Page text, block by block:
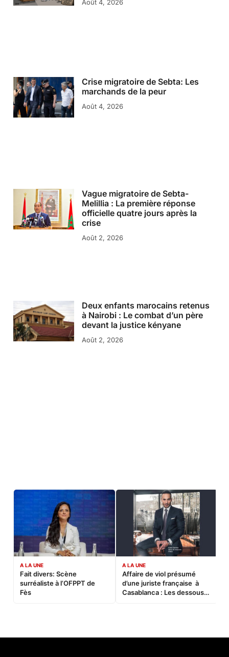
Août 4, 2026
Crise migratoire de Sebta: Les
marchands de la peur
Août 4, 2026
Vague migratoire de Sebta-
Melillia : La première réponse
officielle quatre jours après la
crise
Août 2, 2026
Deux enfants marocains retenus
à Nairobi : Le combat d’un père
devant la justice kényane
Août 2, 2026
A LA UNE
Fait divers: Scène
surréaliste à l’OFPPT de
Fès
A LA UNE
Affaire de viol présumé
d’une juriste française à
Casablanca : Les dessous